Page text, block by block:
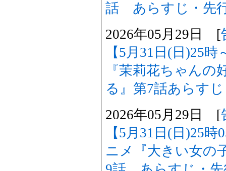
話 あらすじ・先
2026年05月29日 [
【5月31日(日)25
『茉莉花ちゃん
る』第7話あらす
2026年05月29日 [
【5月31日(日)25
ニメ『大きい女の